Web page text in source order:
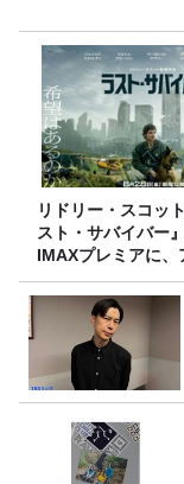
リドリー・スコッ
スト・サバイバー
IMAXプレミアに、
スナー60名をご招